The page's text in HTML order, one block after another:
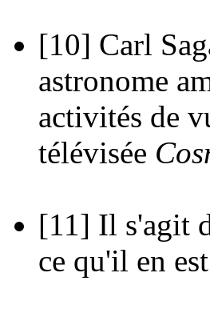
[10] Carl
astronome
activités de
télévisée
[11] Il s'agit
ce qu'il en